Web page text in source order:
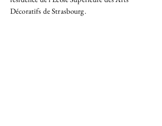
Décoratifs de Strasbourg.